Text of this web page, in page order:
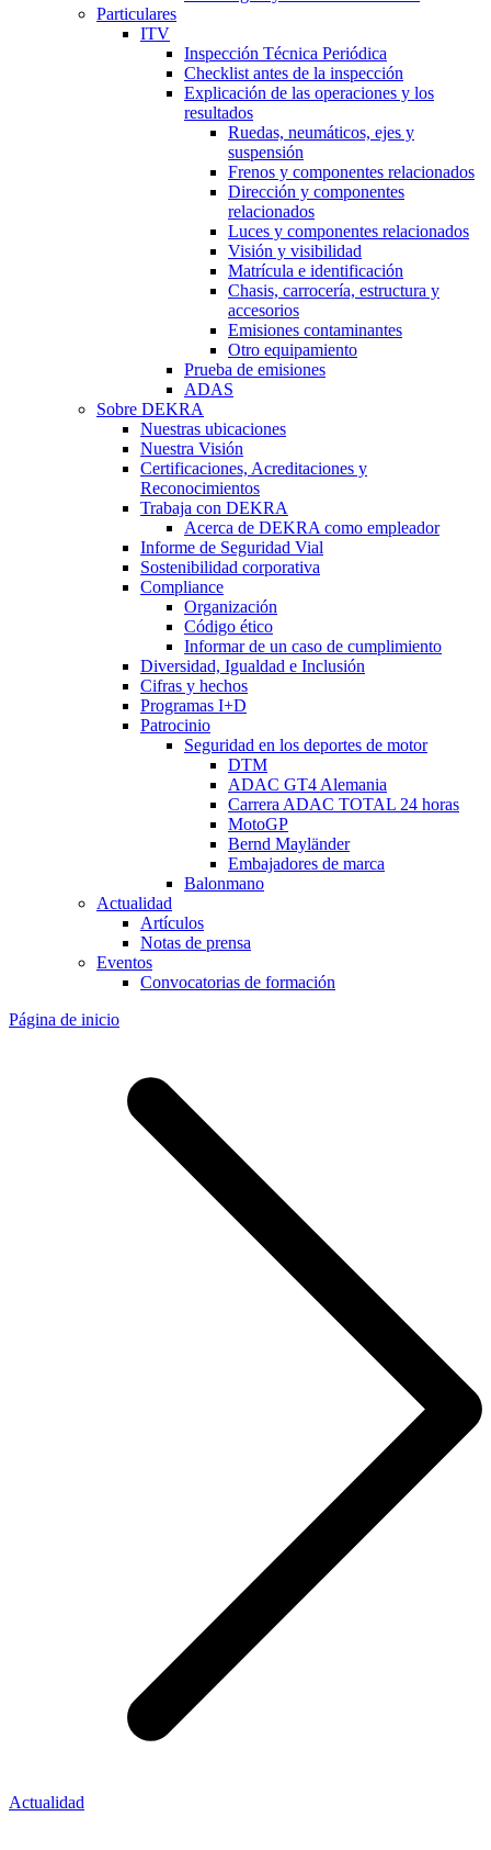
Particulares
ITV
Inspección Técnica Periódica
Checklist antes de la inspección
Explicación de las operaciones y los
resultados
Ruedas, neumáticos, ejes y
suspensión
Frenos y componentes relacionados
Dirección y componentes
relacionados
Luces y componentes relacionados
Visión y visibilidad
Matrícula e identificación
Chasis, carrocería, estructura y
accesorios
Emisiones contaminantes
Otro equipamiento
Prueba de emisiones
ADAS
Sobre DEKRA
Nuestras ubicaciones
Nuestra Visión
Certificaciones, Acreditaciones y
Reconocimientos
Trabaja con DEKRA
Acerca de DEKRA como empleador
Informe de Seguridad Vial
Sostenibilidad corporativa
Compliance
Organización
Código ético
Informar de un caso de cumplimiento
Diversidad, Igualdad e Inclusión
Cifras y hechos
Programas I+D
Patrocinio
Seguridad en los deportes de motor
DTM
ADAC GT4 Alemania
Carrera ADAC TOTAL 24 horas
MotoGP
Bernd Mayländer
Embajadores de marca
Balonmano
Actualidad
Artículos
Notas de prensa
Eventos
Convocatorias de formación
Página de inicio
Actualidad